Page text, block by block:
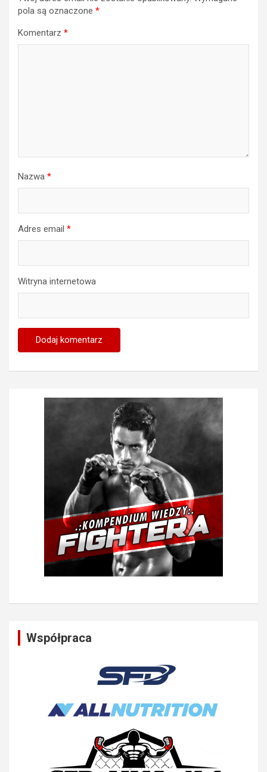
pola są oznaczone *
Komentarz *
Nazwa *
Adres email *
Witryna internetowa
Współpraca